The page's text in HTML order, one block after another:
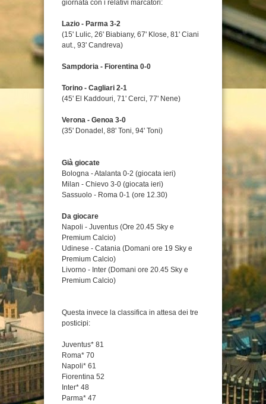
giornata con i relativi marcatori:
Lazio - Parma 3-2
(15' Lulic, 26' Biabiany, 67' Klose, 81' Ciani
aut., 93' Candreva)
Sampdoria - Fiorentina 0-0
Torino - Cagliari 2-1
(45' El Kaddouri, 71' Cerci, 77' Nene)
Verona - Genoa 3-0
(35' Donadel, 88' Toni, 94' Toni)
Già giocate
Bologna - Atalanta 0-2 (giocata ieri)
Milan - Chievo 3-0 (giocata ieri)
Sassuolo - Roma 0-1 (ore 12.30)
Da giocare
Napoli - Juventus (Ore 20.45 Sky e
Premium Calcio)
Udinese - Catania (Domani ore 19 Sky e
Premium Calcio)
Livorno - Inter (Domani ore 20.45 Sky e
Premium Calcio)
Questa invece la classifica in attesa dei tre
posticipi:
Juventus* 81
Roma* 70
Napoli* 61
Fiorentina 52
Inter* 48
Parma* 47